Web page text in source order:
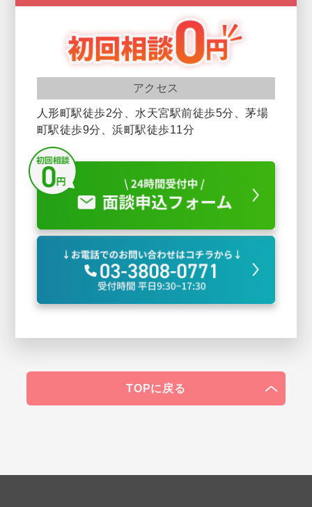
アクセス
人形町駅徒歩2分、水天宮駅前徒歩5分、茅場
町駅徒歩9分、浜町駅徒歩11分
TOPに戻る